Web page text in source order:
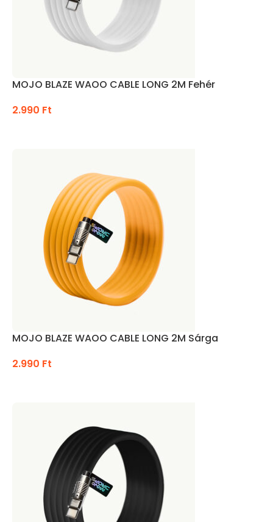
MOJO BLAZE WAOO CABLE LONG 2M Fehér
2.990 Ft
MOJO BLAZE WAOO CABLE LONG 2M Sárga
2.990 Ft